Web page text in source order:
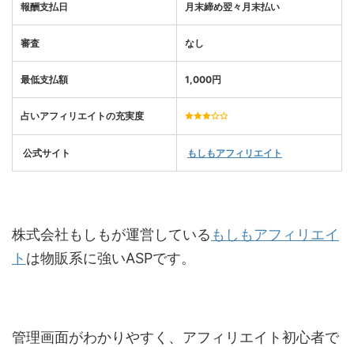
報酬支払日 月末締め翌々月末払い
審査 なし
最低支払額 1,000円
占いアフィリエイトの充実度
公式サイト もしもアフィリエイト
株式会社もしもが運営している もしもアフィリエイ
ト は物販系に強いASPです。
管理画面がわかりやすく、アフィリエイト初心者で